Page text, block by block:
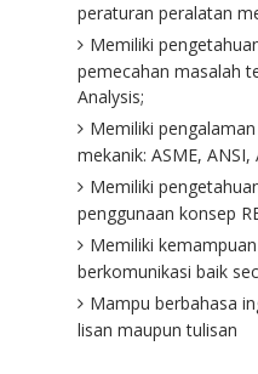
peraturan peralatan
Memiliki
pemecahan masalah
Analysis;
Memiliki
mekanik: ASME, ANSI,
Memiliki
penggunaan konsep
Memiliki
berkomunikasi baik
Mampu berbahasa
lisan maupun tulisan